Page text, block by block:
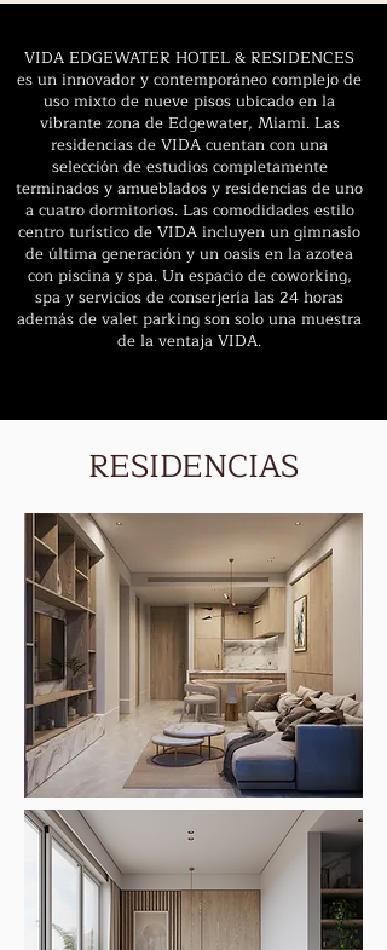
VIDA EDGEWATER HOTEL & RESIDENCES
es un innovador y contemporáneo complejo de
uso mixto de nueve pisos ubicado en la
vibrante zona de Edgewater, Miami. Las
residencias de VIDA cuentan con una
selección de estudios completamente
terminados y amueblados y residencias de uno
a cuatro dormitorios. Las comodidades estilo
centro turístico de VIDA incluyen un gimnasio
de última generación y un oasis en la azotea
con piscina y spa. Un espacio de coworking,
spa y servicios de conserjería las 24 horas
además de valet parking son solo una muestra
de la ventaja VIDA.
RESIDENCIAS